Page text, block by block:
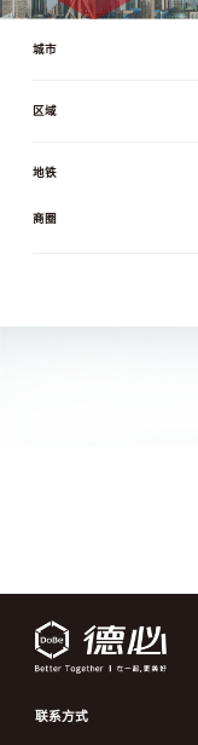
城市
区域
地铁
商圈
联系方式